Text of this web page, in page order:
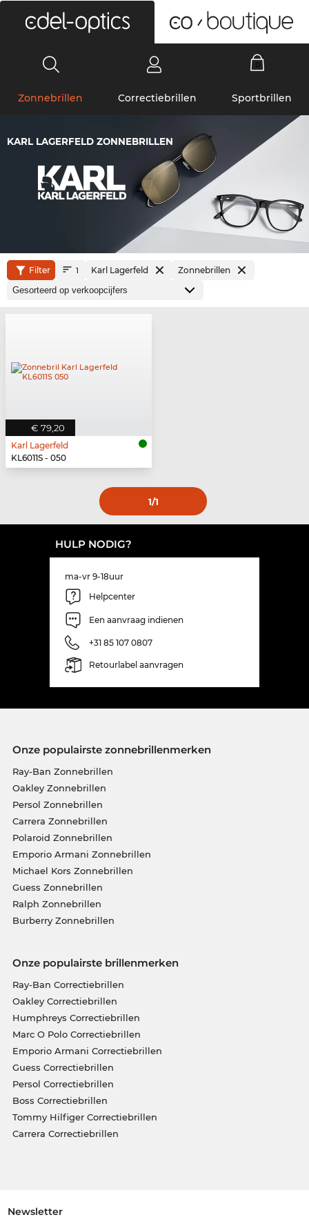
Zonnebrillen Correctiebrillen Sportbrillen
KARL LAGERFELD ZONNEBRILLEN
Filter 1 Karl Lagerfeld Zonnebrillen
€ 79,20
Karl Lagerfeld
KL6011S - 050
1/1
HULP NODIG?
ma-vr 9-18uur
Helpcenter
Een aanvraag indienen
+31 85 107 0807
Retourlabel aanvragen
Onze populairste zonnebrillenmerken
Ray-Ban Zonnebrillen
Oakley Zonnebrillen
Persol Zonnebrillen
Carrera Zonnebrillen
Polaroid Zonnebrillen
Emporio Armani Zonnebrillen
Michael Kors Zonnebrillen
Guess Zonnebrillen
Ralph Zonnebrillen
Burberry Zonnebrillen
Onze populairste brillenmerken
Ray-Ban Correctiebrillen
Oakley Correctiebrillen
Humphreys Correctiebrillen
Marc O Polo Correctiebrillen
Emporio Armani Correctiebrillen
Guess Correctiebrillen
Persol Correctiebrillen
Boss Correctiebrillen
Tommy Hilfiger Correctiebrillen
Carrera Correctiebrillen
Newsletter